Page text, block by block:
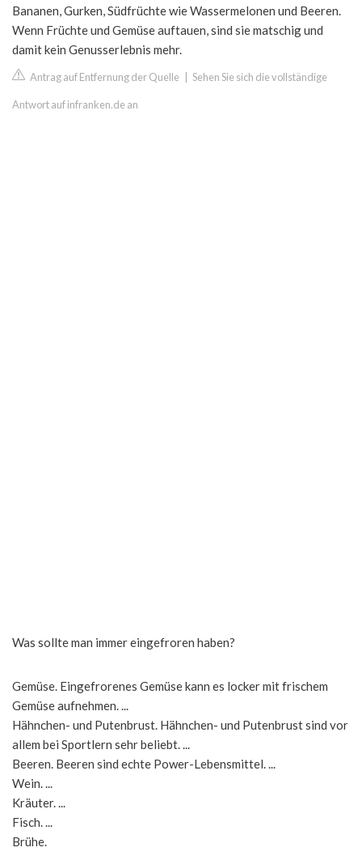
Bananen, Gurken, Südfrüchte wie Wassermelonen und Beeren.
Wenn Früchte und Gemüse auftauen, sind sie matschig und
damit kein Genusserlebnis mehr.
Antrag auf Entfernung der Quelle Sehen Sie sich die vollständige
Antwort auf infranken.de an
Was sollte man immer eingefroren haben?
Gemüse. Eingefrorenes Gemüse kann es locker mit frischem
Gemüse aufnehmen. ...
Hähnchen- und Putenbrust. Hähnchen- und Putenbrust sind vor
allem bei Sportlern sehr beliebt. ...
Beeren. Beeren sind echte Power-Lebensmittel. ...
Wein. ...
Kräuter. ...
Fisch. ...
Brühe.